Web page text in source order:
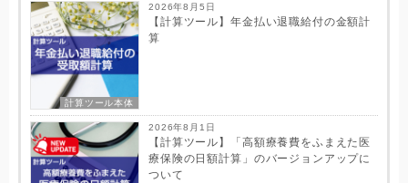
計算ツール本体
2026年8月5日
【計算ツール】年金払い退職給付の金額計
算
2026年8月1日
【計算ツール】「高額療養費をふまえた医
療保険の日額計算」のバージョンアップに
ついて